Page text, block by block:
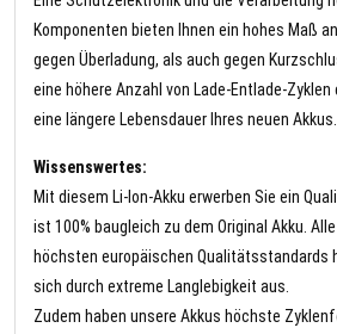
Komponenten bieten Ihnen ein hohes Maß
gegen Überladung, als auch gegen
eine höhere Anzahl von Lade-Entlade-
eine längere Lebensdauer Ihres neuen Akkus.
Wissenswertes:
Mit diesem Li-Ion-Akku erwerben Sie ein
ist 100% baugleich zu dem Original Akku.
höchsten europäischen Qualitätsstandards
sich durch extreme Langlebigkeit aus.
Zudem haben unsere Akkus höchste